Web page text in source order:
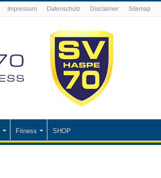
Impressum Datenschutz Disclaimer Sitemap
Fitness SHOP